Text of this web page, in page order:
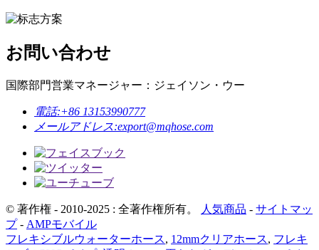
お問い合わせ
国際部門営業マネージャー：ジェイソン・ウー
電話:+86 13153990777
メールアドレス:export@mqhose.com
© 著作権 - 2010-2025 : 全著作権所有。 人気商品 - サイトマッ
プ- AMPモバイル
フレキシブルウォーターホース, 12mmクリアホース, フレキ